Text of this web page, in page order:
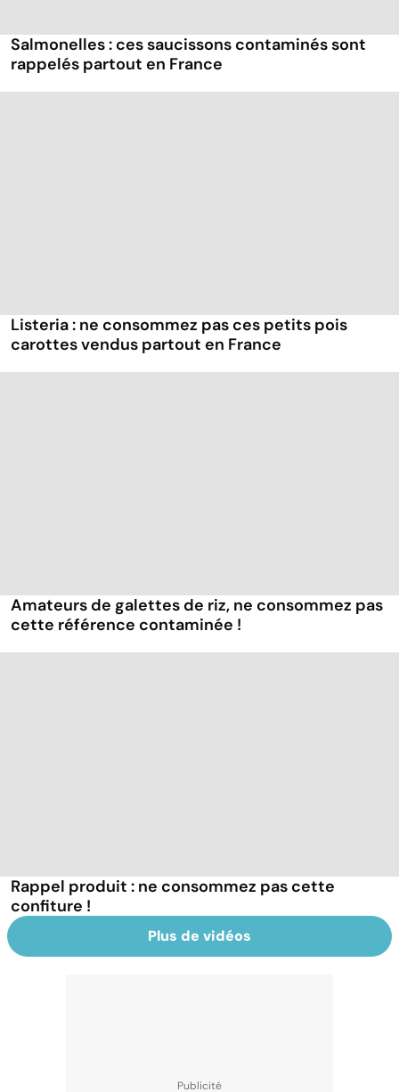
Salmonelles : ces saucissons contaminés sont
rappelés partout en France
Listeria : ne consommez pas ces petits pois
carottes vendus partout en France
Amateurs de galettes de riz, ne consommez pas
cette référence contaminée !
Rappel produit : ne consommez pas cette
confiture !
Plus de vidéos